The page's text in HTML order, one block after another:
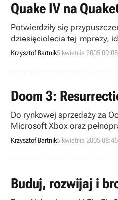
Quake IV na
Potwierdziły się
dziesięciolecia tej imprezy,
Krzysztof Bartnik5 kwietnia 2005 09:08
Doom 3:
Do rynkowej sprzedaży za
Microsoft Xbox oraz
Krzysztof Bartnik5 kwietnia 2005 08:46
Buduj, rozwijaj i